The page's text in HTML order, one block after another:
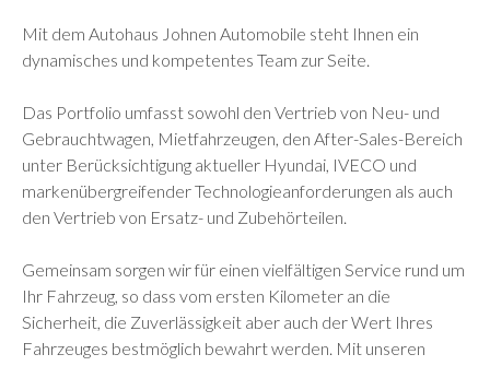
Mit dem Autohaus Johnen Automobile steht Ihnen ein
dynamisches und kompetentes Team zur Seite.
Das Portfolio umfasst sowohl den Vertrieb von Neu- und
Gebrauchtwagen, Mietfahrzeugen, den After-Sales-Bereich
unter Berücksichtigung aktueller Hyundai, IVECO und
markenübergreifender Technologieanforderungen als auch
den Vertrieb von Ersatz- und Zubehörteilen.
Gemeinsam sorgen wir für einen vielfältigen Service rund um
Ihr Fahrzeug, so dass vom ersten Kilometer an die
Sicherheit, die Zuverlässigkeit aber auch der Wert Ihres
Fahrzeuges bestmöglich bewahrt werden. Mit unseren